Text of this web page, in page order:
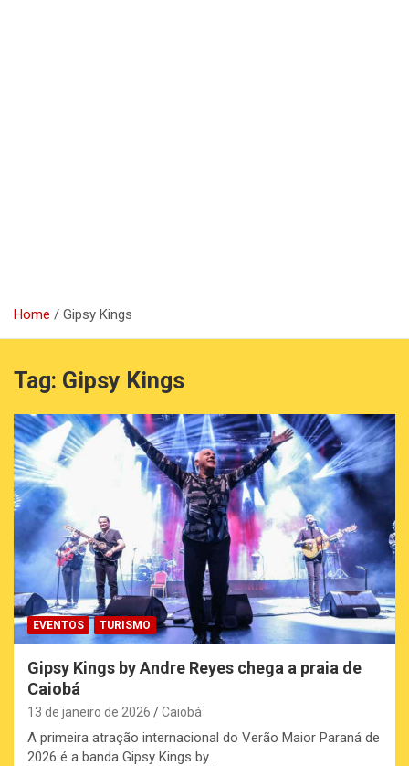
Home Gipsy Kings
Tag: Gipsy Kings
EVENTOS TURISMO
Gipsy Kings by Andre Reyes chega a praia de
Caiobá
13 de janeiro de 2026 Caiobá
A primeira atração internacional do Verão Maior Paraná de
2026 é a banda Gipsy Kings by…